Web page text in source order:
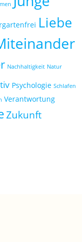
Liebe
Nachhaltigkeit Natur
Psychologie Schlafen
Verantwortung
Zukunft